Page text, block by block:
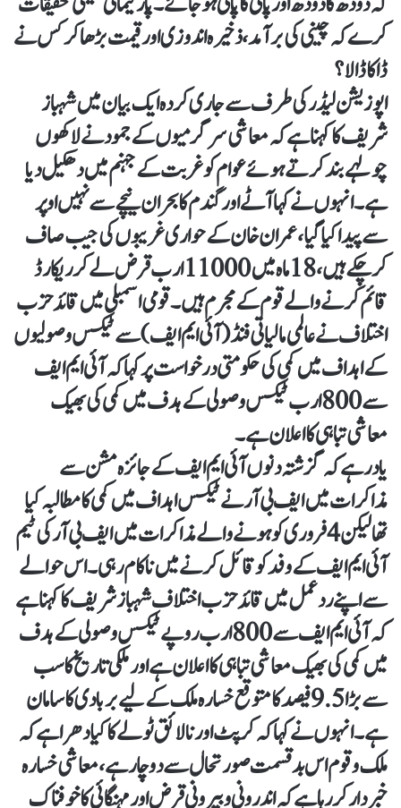
کرے کہ چینی کی برآمد، ذخیرہ اندوزی اور قیمت بڑھا کر کس نے
ڈاکا ڈالا؟
اپوزیشن لیڈر کی طرف سے جاری کردہ ایک بیان میں شہباز
شریف کا کہنا ہے کہ معاشی سرگرمیوں کے جمود نے لاکھوں
چولہے بند کرتے ہوئےعوام کو غربت کے جہنم میں دھکیل دیا
ہے۔ انہوں نے کہا آٹے اور گندم کا بحران نیچے سے نہیں اوپر
سے پیدا کیا گیا، عمران خان کے حواری غریبوں کی جیب صاف
کرچکے ہیں، 18 ماہ میں 11000 ارب قرض لے کر ریکارڈ
قائم کرنے والے قوم کے مجرم ہیں۔ قومی اسمبلی میں قائد حزب
اختلاف نے عالمی مالیاتی فنڈ (آئی ایم ایف) سے ٹیکس وصولیوں
کے اہداف میں کمی کی حکومتی درخواست پر کہا کہ آئی ایم ایف
سے 800 ارب ٹیکس وصولی کے ہدف میں کمی کی بھیک
معاشی تباہی کا اعلان ہے۔
یاد رہے کہ گزشتہ دنوں آئی ایم ایف کے جائزہ مشن سے
مذاکرات میں ایف بی آر نے ٹیکس اہداف میں کمی کا مطالبہ کیا
تھا لیکن 4 فروری کو ہونے والے مذاکرات میں ایف بی آر کی ٹیم
آئی ایم ایف کے وفد کو قائل کرنے میں ناکام رہی۔ اس حوالے
سے اپنے ردعمل میں قائد حزب اختلاف شہباز شریف کا کہنا ہے
کہ آئی ایم ایف سے 800 ارب روپے ٹیکس وصولی کے ہدف
میں کمی کی بھیک معاشی تباہی کا اعلان ہے اور ملکی تاریخ کا سب
سے بڑا 9.5 فیصد کا متوقع خسارہ ملک کے لیے بربادی کا سامان
ہے۔ انہوں نے کہا کہ کرپٹ اور نالائق ٹولے کا کیا دھرا ہے کہ
ملک وقوم اس بدقسمت صورتحال سے دوچار ہے، معاشی خسارہ
خبردار کررہا ہے کہ اندرونی وبیرونی قرض اور مہنگائی کا خوفناک